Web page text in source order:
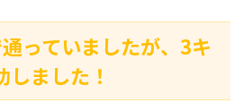
っていましたが、3キ
ました！